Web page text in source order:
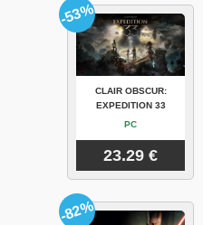
CLAIR OBSCUR:
EXPEDITION 33
PC
23.29 €
-53%
-82%